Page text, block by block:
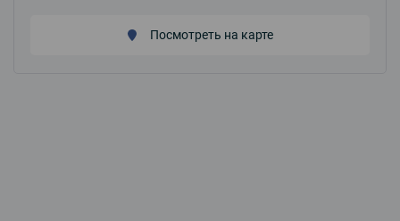
Посмотреть на карте